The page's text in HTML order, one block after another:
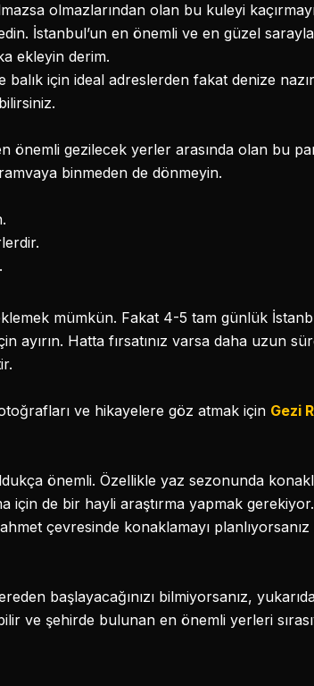
olmazlarından olan bu kuleyi
İstanbul’un en önemli ve en güzel
ekleyin derim.
balık için ideal adreslerden fakat denize
önemli gezilecek yerler arasında olan bu
binmeden de dönmeyin.
mümkün. Fakat 4-5 tam günlük
ayırın. Hatta fırsatınız varsa daha uzun
ve hikayelere göz atmak için Gezi
önemli. Özellikle yaz sezonunda
için de bir hayli araştırma yapmak
çevresinde konaklamayı
başlayacağınızı bilmiyorsanız,
ve şehirde bulunan en önemli yerleri